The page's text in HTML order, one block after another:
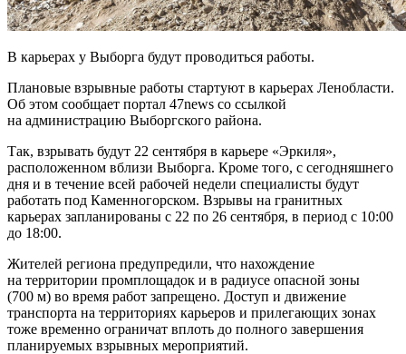
В карьерах у Выборга будут проводиться работы.
Плановые взрывные работы стартуют в карьерах Ленобласти.
Об этом сообщает портал 47news со ссылкой
на администрацию Выборгского района.
Так, взрывать будут 22 сентября в карьере «Эркиля»,
расположенном вблизи Выборга. Кроме того, с сегодняшнего
дня и в течение всей рабочей недели специалисты будут
работать под Каменногорском. Взрывы на гранитных
карьерах запланированы с 22 по 26 сентября, в период с 10:00
до 18:00.
Жителей региона предупредили, что нахождение
на территории промплощадок и в радиусе опасной зоны
(700 м) во время работ запрещено. Доступ и движение
транспорта на территориях карьеров и прилегающих зонах
тоже временно ограничат вплоть до полного завершения
планируемых взрывных мероприятий.